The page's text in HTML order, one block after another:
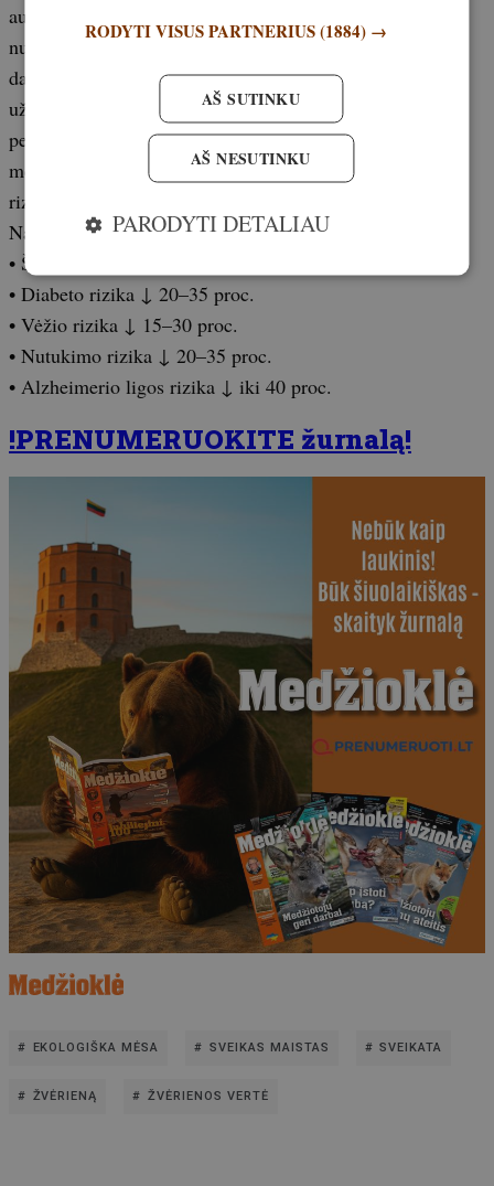
auginamai mėsai, nes ji mažina širdies, diabeto, vėžio,
nutukimo ir neurologinių ligų riziką. Ji liesesnė, turi
daugiau omega-3 riebalų rūgščių, vitaminų ir mineralų,
užtat neturi antibiotikų ar hormonų. Reguliariai keičiant
perdirbtą ir pramoninę mėsą natūraliai užaugusia laukine
mėsa, galima pagerinti sveikatą ir sumažinti lėtinių ligų
riziką.
Nauda sveikatai:
• Širdies ligų rizika ↓ 25–40 proc.
• Diabeto rizika ↓ 20–35 proc.
• Vėžio rizika ↓ 15–30 proc.
• Nutukimo rizika ↓ 20–35 proc.
• Alzheimerio ligos rizika ↓ iki 40 proc.
!PRENUMERUOKITE žurnalą!
EKOLOGIŠKA MĖSA SVEIKAS MAISTAS SVEIKATA
ŽVĖRIENĄ ŽVĖRIENOS VERTĖ
RODYTI VISUS PARTNERIUS(1884) →
AŠ SUTINKU
AŠ NESUTINKU
PARODYTI DETALIAU